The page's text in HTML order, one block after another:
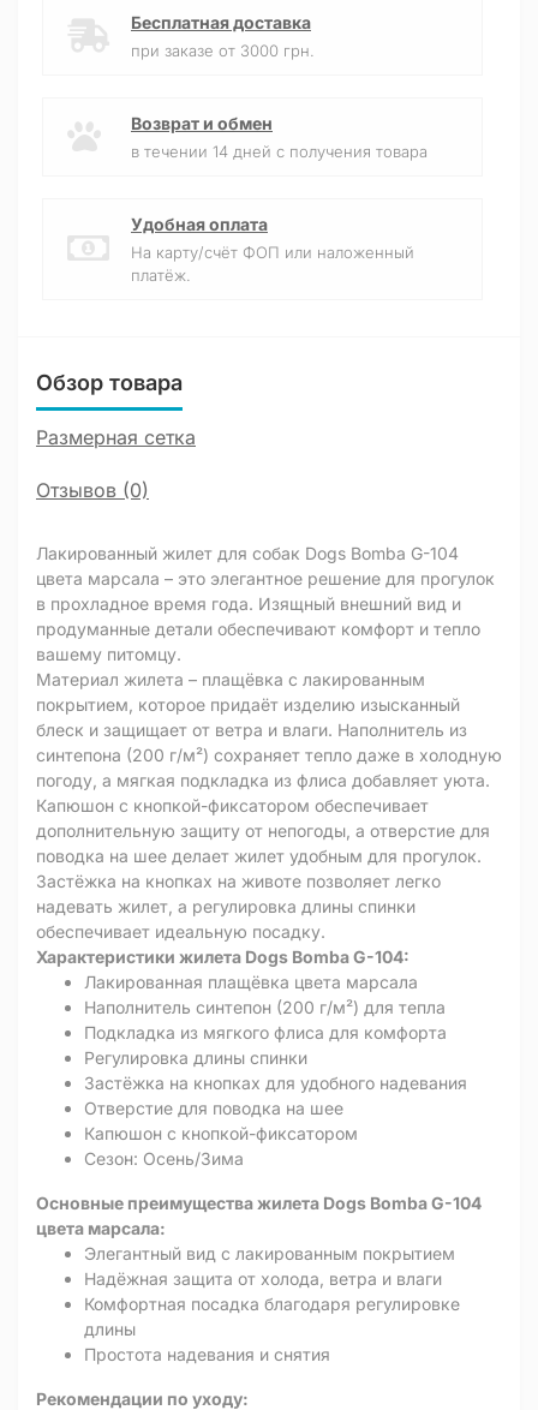
Бесплатная доставка
при заказе от 3000 грн.
Возврат и обмен
в течении 14 дней с получения товара
Удобная оплата
На карту/счёт ФОП или наложенный
платёж.
Обзор товара
Размерная сетка
Отзывов (0)
Лакированный жилет для собак Dogs Bomba G-104
цвета марсала – это элегантное решение для прогулок
в прохладное время года. Изящный внешний вид и
продуманные детали обеспечивают комфорт и тепло
вашему питомцу.
Материал жилета – плащёвка с лакированным
покрытием, которое придаёт изделию изысканный
блеск и защищает от ветра и влаги. Наполнитель из
синтепона (200 г/м²) сохраняет тепло даже в холодную
погоду, а мягкая подкладка из флиса добавляет уюта.
Капюшон с кнопкой-фиксатором обеспечивает
дополнительную защиту от непогоды, а отверстие для
поводка на шее делает жилет удобным для прогулок.
Застёжка на кнопках на животе позволяет легко
надевать жилет, а регулировка длины спинки
обеспечивает идеальную посадку.
Характеристики жилета Dogs Bomba G-104:
Лакированная плащёвка цвета марсала
Наполнитель синтепон (200 г/м²) для тепла
Подкладка из мягкого флиса для комфорта
Регулировка длины спинки
Застёжка на кнопках для удобного надевания
Отверстие для поводка на шее
Капюшон с кнопкой-фиксатором
Сезон: Осень/Зима
Основные преимущества жилета Dogs Bomba G-104
цвета марсала:
Элегантный вид с лакированным покрытием
Надёжная защита от холода, ветра и влаги
Комфортная посадка благодаря регулировке
длины
Простота надевания и снятия
Рекомендации по уходу: